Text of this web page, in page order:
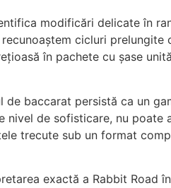
modificări delicate în
cicluri
în pachete cu șase
baccarat persistă ca un
de sofisticare, nu poate
trecute sub un format
exactă a Rabbit Road